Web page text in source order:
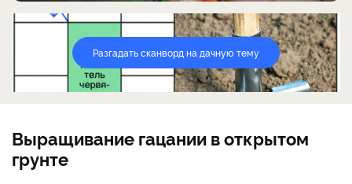
Разгадать сканворд на дачную тему
Выращивание гацании в открытом
грунте